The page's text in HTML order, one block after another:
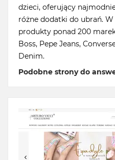
dzieci, oferujący
różne dodatki do ubrań.
produkty ponad 200
Boss, Pepe Jeans,
Denim.
Podobne strony do